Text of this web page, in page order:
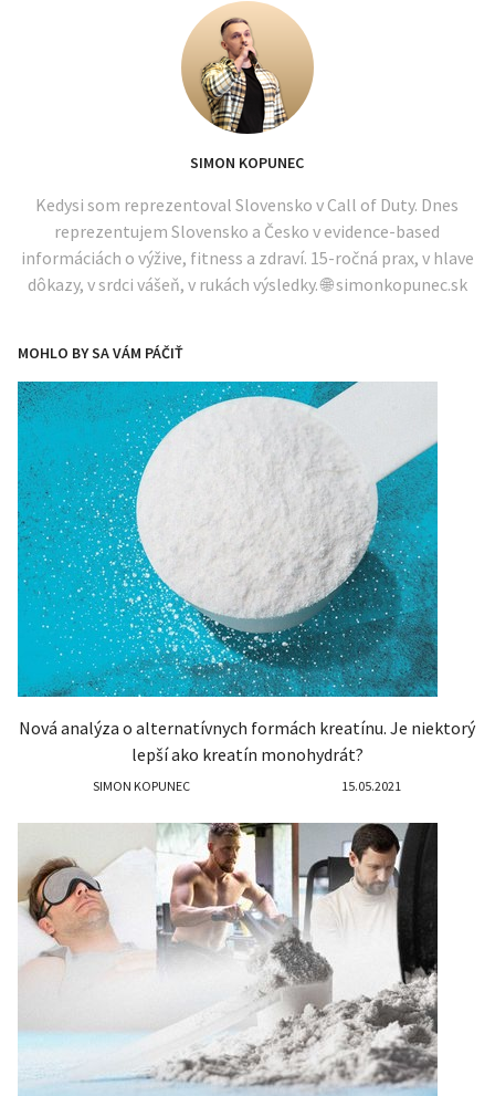
SIMON KOPUNEC
Kedysi som reprezentoval Slovensko v Call of Duty. Dnes
reprezentujem Slovensko a Česko v evidence-based
informáciách o výžive, fitness a zdraví. 15-ročná prax, v hlave
dôkazy, v srdci vášeň, v rukách výsledky. 🌐 simonkopunec.sk
MOHLO BY SA VÁM PÁČIŤ
Nová analýza o alternatívnych formách kreatínu. Je niektorý
lepší ako kreatín monohydrát?
SIMON KOPUNEC 15.05.2021